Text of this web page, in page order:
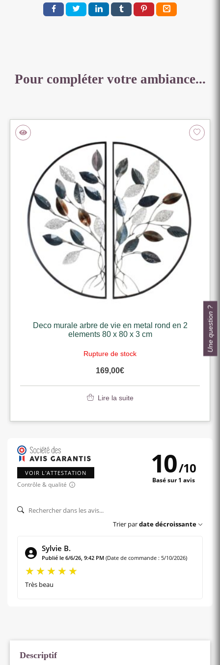
ROBINET
40
Pour compléter votre ambiance...
Deco murale arbre de vie en metal rond en 2
elements 80 x 80 x 3 cm
Rupture de stock
169,00€
Lire la suite
VOIR L'ATTESTATION
Contrôle & qualité
10/10
Basé sur 1 avis
Trier pardate décroissante
Sylvie B.
Publié le 6/6/26, 9:42 PM (Date de commande : 5/10/2026)
Très beau
Descriptif
Une question ?